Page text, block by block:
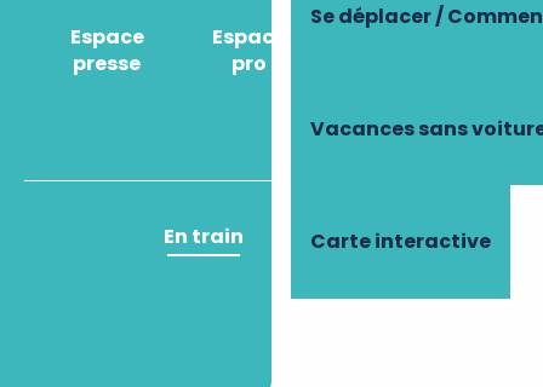
Se déplacer /
Vacances sans
Carte interactive
Espace
presse
Espace
pro
Comment venir
En train En avion